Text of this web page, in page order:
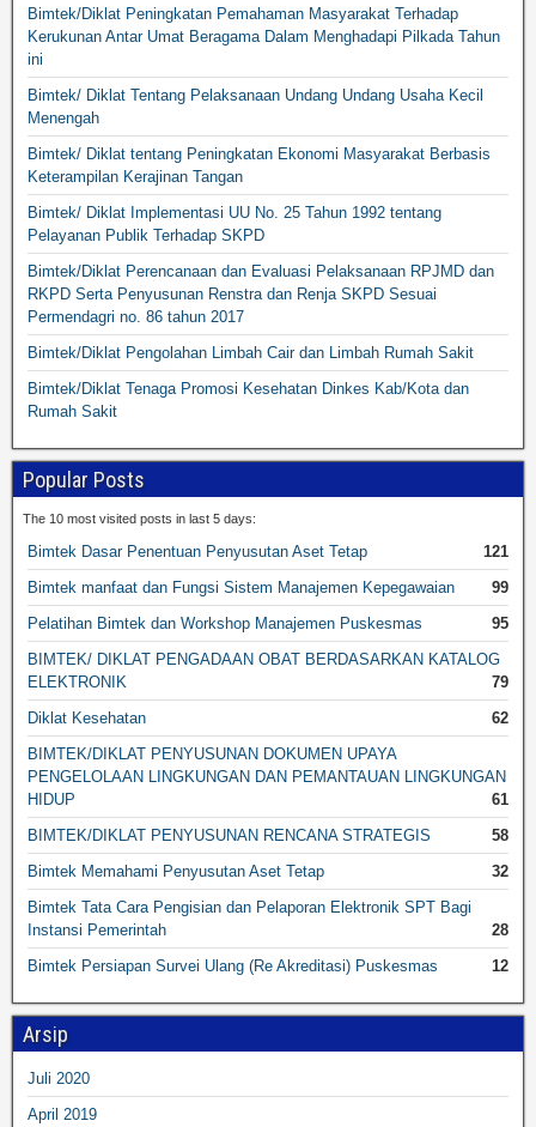
Bimtek/Diklat Peningkatan Pemahaman Masyarakat Terhadap
Kerukunan Antar Umat Beragama Dalam Menghadapi Pilkada Tahun
ini
Bimtek/ Diklat Tentang Pelaksanaan Undang Undang Usaha Kecil
Menengah
Bimtek/ Diklat tentang Peningkatan Ekonomi Masyarakat Berbasis
Keterampilan Kerajinan Tangan
Bimtek/ Diklat Implementasi UU No. 25 Tahun 1992 tentang
Pelayanan Publik Terhadap SKPD
Bimtek/Diklat Perencanaan dan Evaluasi Pelaksanaan RPJMD dan
RKPD Serta Penyusunan Renstra dan Renja SKPD Sesuai
Permendagri no. 86 tahun 2017
Bimtek/Diklat Pengolahan Limbah Cair dan Limbah Rumah Sakit
Bimtek/Diklat Tenaga Promosi Kesehatan Dinkes Kab/Kota dan
Rumah Sakit
Popular Posts
The 10 most visited posts in last 5 days:
Bimtek Dasar Penentuan Penyusutan Aset Tetap
121
Bimtek manfaat dan Fungsi Sistem Manajemen Kepegawaian
99
Pelatihan Bimtek dan Workshop Manajemen Puskesmas
95
BIMTEK/ DIKLAT PENGADAAN OBAT BERDASARKAN KATALOG
ELEKTRONIK
79
Diklat Kesehatan
62
BIMTEK/DIKLAT PENYUSUNAN DOKUMEN UPAYA
PENGELOLAAN LINGKUNGAN DAN PEMANTAUAN LINGKUNGAN
HIDUP
61
BIMTEK/DIKLAT PENYUSUNAN RENCANA STRATEGIS
58
Bimtek Memahami Penyusutan Aset Tetap
32
Bimtek Tata Cara Pengisian dan Pelaporan Elektronik SPT Bagi
Instansi Pemerintah
28
Bimtek Persiapan Survei Ulang (Re Akreditasi) Puskesmas
12
Arsip
Juli 2020
April 2019